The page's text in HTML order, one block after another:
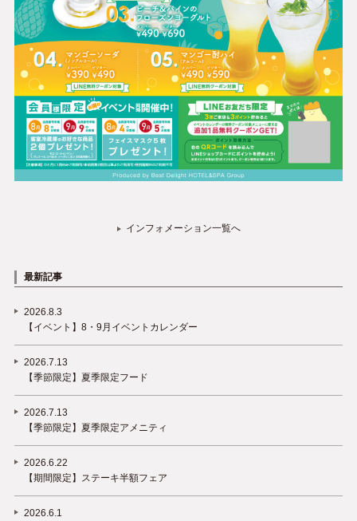
インフォメーション一覧へ
最新記事
2026.8.3
【イベント】8・9月イベントカレンダー
2026.7.13
【季節限定】夏季限定フード
2026.7.13
【季節限定】夏季限定アメニティ
2026.6.22
【期間限定】ステーキ半額フェア
2026.6.1